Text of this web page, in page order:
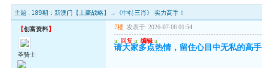
主题 : 189期：新澳门【土豪战略】→《中特三肖》 实力高手！
【创富资料】
圣骑士
7楼 发表于: 2026-07-08 01:54
u 回复 u 编辑 u
请大家多点热情，留住心目中无私的高手